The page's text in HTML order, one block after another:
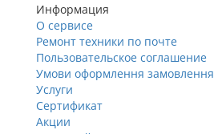
Информация
О сервисе
Ремонт техники по почте
Пользовательское соглашение
Умови оформлення замовлення
Услуги
Сертификат
Акции